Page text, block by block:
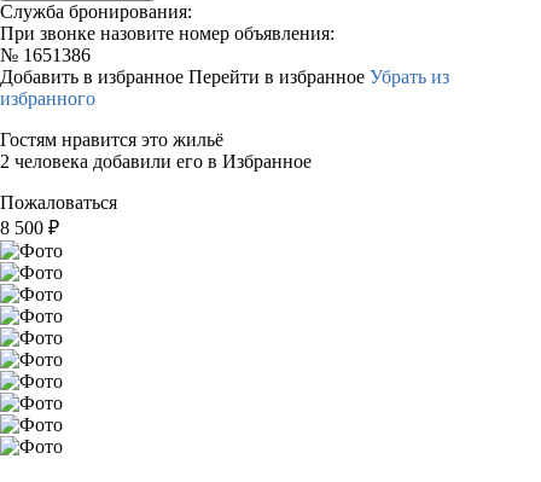
Служба бронирования:
При звонке назовите номер объявления:
№ 1651386
Добавить в избранное Перейти в избранное Убрать из
избранного
Гостям нравится это жильё
2 человека добавили его в Избранное
Пожаловаться
8 500 ₽